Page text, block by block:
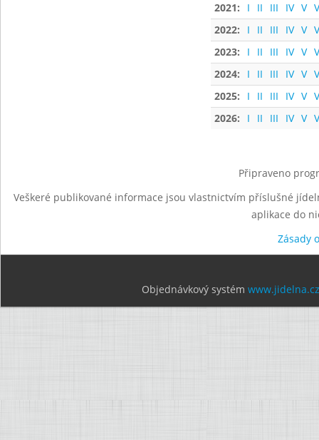
2021:
I II III IV V
2022:
I II III IV V
2023:
I II III IV V
2024:
I II III IV V
2025:
I II III IV V
2026:
I II III IV V
Připraveno
Veškeré publikované informace jsou vlastnictvím příslušné
aplikace do
Zásady
Objednávkový systém www.jidelna.cz